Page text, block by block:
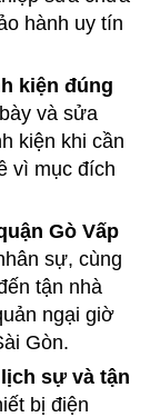
hành uy tín
kiện đúng
và sửa
kiện khi cần
vì mục đích
Gò Vấp
sự, cùng
tận nhà
ngại giờ
Gòn.
sự và tận
bị điện